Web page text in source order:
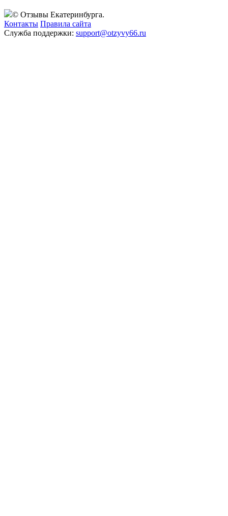
© Отзывы Екатеринбурга.
Контакты Правила сайта
Служба поддержки: support@otzyvy66.ru